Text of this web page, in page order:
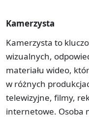
Kamerzysta
Kamerzysta to
wizualnych,
materiału wideo,
w różnych
telewizyjne, filmy,
internetowe. Osoba